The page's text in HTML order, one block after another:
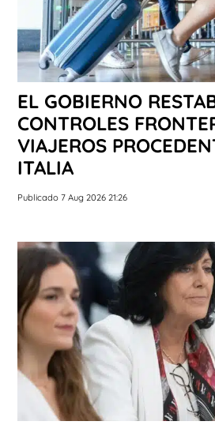
EL GOBIERNO
CONTROLES
VIAJEROS
ITALIA
Publicado 7 Aug 2026 21:26